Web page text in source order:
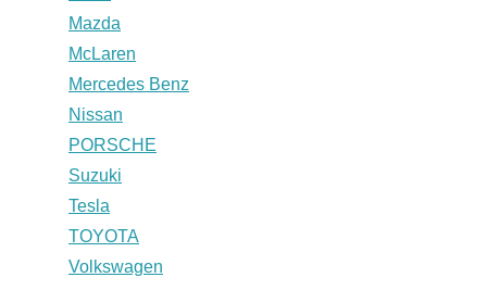
Mazda
McLaren
Mercedes Benz
Nissan
PORSCHE
Suzuki
Tesla
TOYOTA
Volkswagen